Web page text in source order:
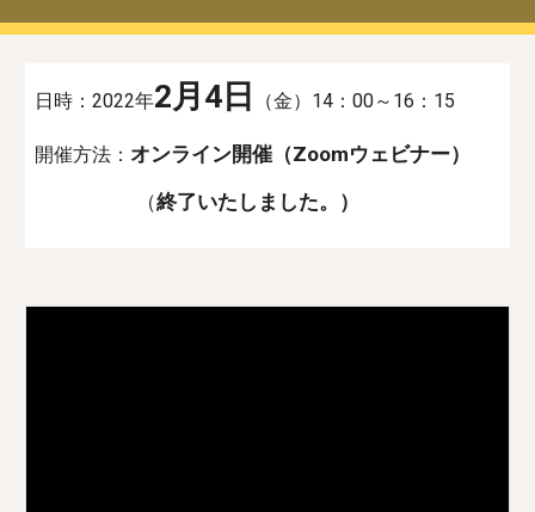
日時：2022年2月 4 日 （金）14 ：00～16：15
開催方法： オンライン開催（Zoomウェビナー）
（終了いたしました。）